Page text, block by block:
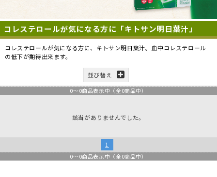
コレステロールが気になる方に「キトサン明日葉汁」
コレステロールが気になる方に、キトサン明日葉汁。血中コレステロール
の低下が期待出来ます。
並び替え
0～0商品表示中（全0商品中）
該当がありませんでした。
1
0～0商品表示中（全0商品中）